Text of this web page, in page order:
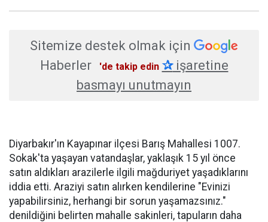
Sitemize destek olmak için
Haberler
'de takip edin ✰işaretine
basmayı unutmayın
Diyarbakır'ın Kayapınar ilçesi Barış Mahallesi 1007.
Sokak'ta yaşayan vatandaşlar, yaklaşık 15 yıl önce
satın aldıkları arazilerle ilgili mağduriyet yaşadıklarını
iddia etti. Araziyi satın alırken kendilerine "Evinizi
yapabilirsiniz, herhangi bir sorun yaşamazsınız."
denildiğini belirten mahalle sakinleri, tapuların daha